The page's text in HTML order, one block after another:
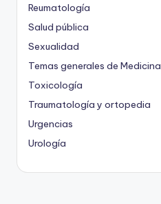
Reumatología
Salud pública
Sexualidad
Temas generales de Medicina
Toxicología
Traumatología y ortopedia
Urgencias
Urología